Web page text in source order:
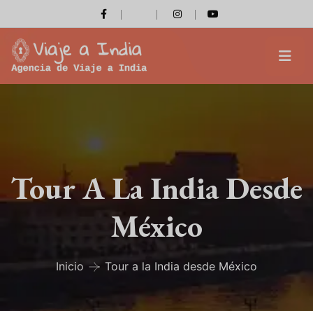
Tour A La India Desde
México
Inicio Tour a la India desde México